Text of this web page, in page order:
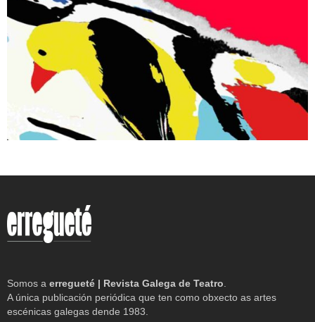
Somos a erregueté | Revista Galega de Teatro
A única publicación periódica que ten como obxecto as artes
escénicas galegas dende 1983.